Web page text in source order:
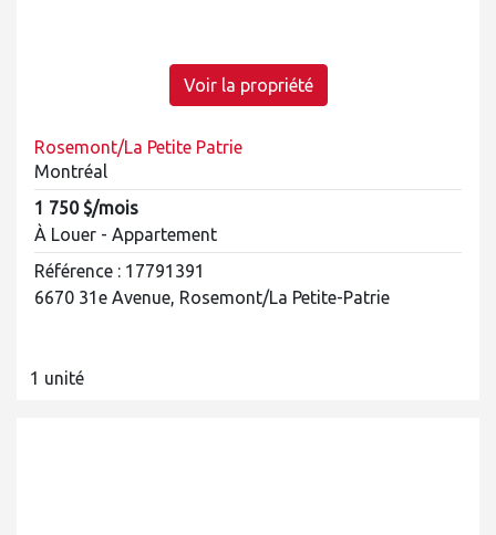
Voir la propriété
Rosemont/La Petite Patrie
Montréal
1 750 $/mois
À Louer - Appartement
Référence : 17791391
6670 31e Avenue, Rosemont/La Petite-Patrie
1 unité